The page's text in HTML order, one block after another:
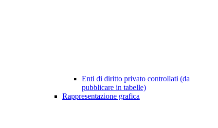
Enti di diritto privato controllati (da
pubblicare in tabelle)
Rappresentazione grafica